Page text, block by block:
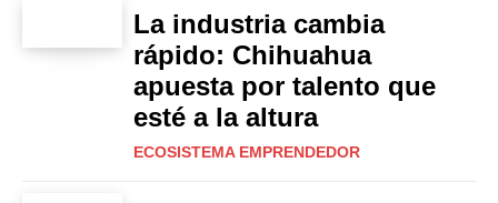
La industria cambia
rápido: Chihuahua
apuesta por talento que
esté a la altura
ECOSISTEMA EMPRENDEDOR